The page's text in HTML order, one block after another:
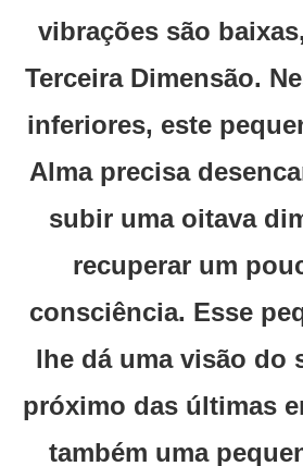
vibrações são
Terceira Dimensão.
inferiores, este
Alma precisa
subir uma oitava
recuperar um
consciência. Esse
lhe dá uma visão do
próximo das últimas
também uma